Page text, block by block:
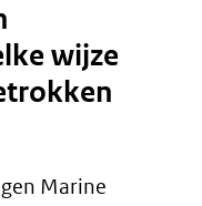
wijze
Marine